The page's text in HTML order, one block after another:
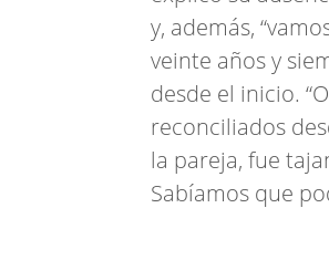
y, además,
veinte años y
desde el inicio.
reconciliados
la pareja, fue
Sabíamos que